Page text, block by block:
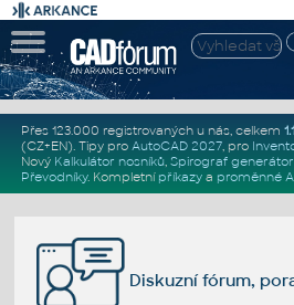
Přes 123.000 registrovaných u nás, celkem
(CZ+EN). Tipy pro AutoCAD 2027, pro
Nový Kalkulátor nosníků, Spirograf generátor
Převodníky. Kompletní příkazya proměnné
Diskuzní fórum,